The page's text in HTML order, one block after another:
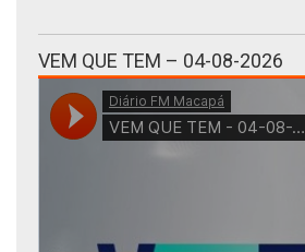
VEM QUE TEM – 04-08-2026